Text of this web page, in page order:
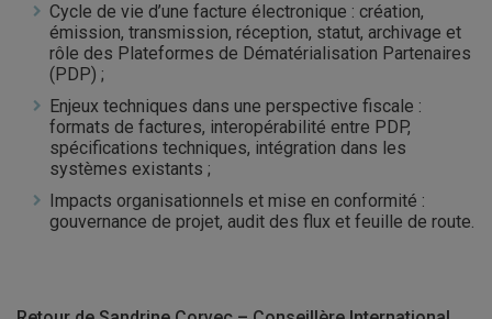
Cycle de vie d’une facture électronique : création,
émission, transmission, réception, statut, archivage et
rôle des Plateformes de Dématérialisation Partenaires
(PDP) ;
Enjeux techniques dans une perspective fiscale :
formats de factures, interopérabilité entre PDP,
spécifications techniques, intégration dans les
systèmes existants ;
Impacts organisationnels et mise en conformité :
gouvernance de projet, audit des flux et feuille de route.